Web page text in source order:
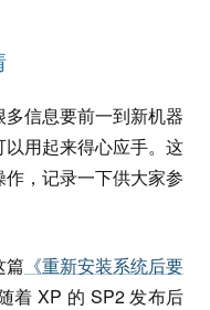
信息要前一到新机器
用起来得心应手。这
，记录一下供大家参
篇 《重新安装系统后要
着 XP 的 SP2 发布后